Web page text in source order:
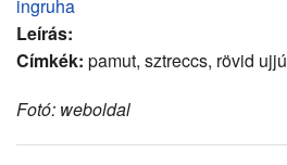
ingruha
Leírás:
Címkék: pamut, sztreccs, rövid ujjú
Fotó: weboldal